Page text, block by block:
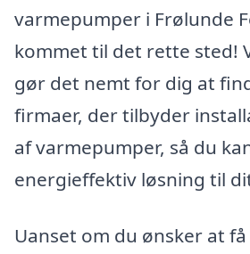
varmepumper i Frølunde
kommet til det rette sted!
gør det nemt for dig at
firmaer, der tilbyder
af varmepumper, så du
energieffektiv løsning til
Uanset om du ønsker at